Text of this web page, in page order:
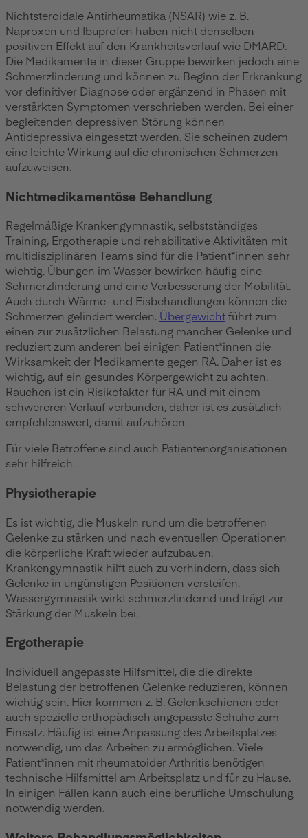
Nichtsteroidale Antirheumatika (NSAR) wie z. B.
Naproxen und Ibuprofen haben nicht denselben
positiven Effekt auf den Krankheitsverlauf wie DMARD.
Die Medikamente in dieser Gruppe bewirken jedoch eine
Schmerzlinderung und können zu Beginn der Erkrankung
vor definitiver Diagnose oder ergänzend in Phasen mit
verstärkten Symptomen verschrieben werden. Bei einer
begleitenden depressiven Störung können
Antidepressiva eingesetzt werden. Sie scheinen zudem
eine leichte Wirkung auf die chronischen Schmerzen
aufzuweisen.
Nichtmedikamentöse Behandlung
Regelmäßige Krankengymnastik, selbstständiges
Training, Ergotherapie und rehabilitative Aktivitäten mit
multidisziplinären Teams sind für die Patient*innen sehr
wichtig. Übungen im Wasser bewirken häufig eine
Schmerzlinderung und eine Verbesserung der Mobilität.
Auch durch Wärme- und Eisbehandlungen können die
Schmerzen gelindert werden. Übergewichtführt zum
einen zur zusätzlichen Belastung mancher Gelenke und
reduziert zum anderen bei einigen Patient*innen die
Wirksamkeit der Medikamente gegen RA. Daher ist es
wichtig, auf ein gesundes Körpergewicht zu achten.
Rauchen ist ein Risikofaktor für RA und mit einem
schwereren Verlauf verbunden, daher ist es zusätzlich
empfehlenswert, damit aufzuhören.
Für viele Betroffene sind auch Patientenorganisationen
sehr hilfreich.
Physiotherapie
Es ist wichtig, die Muskeln rund um die betroffenen
Gelenke zu stärken und nach eventuellen Operationen
die körperliche Kraft wieder aufzubauen.
Krankengymnastik hilft auch zu verhindern, dass sich
Gelenke in ungünstigen Positionen versteifen.
Wassergymnastik wirkt schmerzlindernd und trägt zur
Stärkung der Muskeln bei.
Ergotherapie
Individuell angepasste Hilfsmittel, die die direkte
Belastung der betroffenen Gelenke reduzieren, können
wichtig sein. Hier kommen z. B. Gelenkschienen oder
auch spezielle orthopädisch angepasste Schuhe zum
Einsatz. Häufig ist eine Anpassung des Arbeitsplatzes
notwendig, um das Arbeiten zu ermöglichen. Viele
Patient*innen mit rheumatoider Arthritis benötigen
technische Hilfsmittel am Arbeitsplatz und für zu Hause.
In einigen Fällen kann auch eine berufliche Umschulung
notwendig werden.